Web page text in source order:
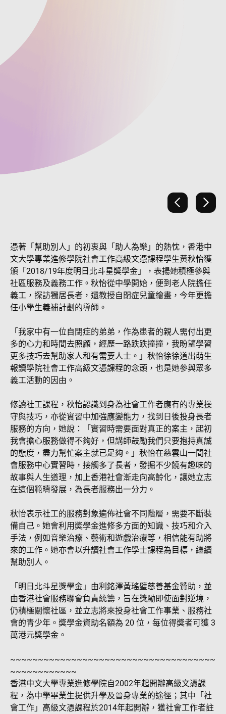
上一張 下一
憑著「幫助別人」的初衷與「助人為樂」的熱忱，香港中
文大學專業進修學院社會工作高級文憑課程學生黃秋怡獲
頒「2018/19年度明日北斗星獎學金」，表揚她積極參與
社區服務及義務工作。秋怡從中學開始，便到老人院擔任
義工，探訪獨居長者，還教授自閉症兒童繪畫，今年更擔
任小學生義補計劃的導師。
「我家中有一位自閉症的弟弟，作為患者的親人需付出更
多的心力和時間去照顧，經歷一路跌跌撞撞，我盼望學習
更多技巧去幫助家人和有需要人士。」秋怡徐徐道出萌生
報讀學院社會工作高級文憑課程的念頭，也是她參與眾多
義工活動的因由。
修讀社工課程，秋怡認識到身為社會工作者應有的專業操
守與技巧，亦從實習中加強應變能力，找到日後投身長者
服務的方向，她說：「實習時需要面對真正的案主，起初
我會擔心服務做得不夠好，但講師鼓勵我們只要抱持真誠
的態度，盡力幫忙案主就已足夠。」秋怡在慈雲山一間社
會服務中心實習時，接觸多了長者，發掘不少饒有趣味的
故事與人生道理，加上香港社會漸走向高齡化，讓她立志
在這個範疇發展，為長者服務出一分力。
秋怡表示社工的服務對象遍佈社會不同階層，需要不斷裝
備自己。她會利用奬學金進修多方面的知識、技巧和介入
手法，例如音樂治療、藝術和遊戲治療等，相信能有助將
來的工作。她亦會以升讀社會工作學士課程為目標，繼續
幫助別人。
「明日北斗星獎學金」由利銘澤黃瑤璧慈善基金贊助，並
由香港社會服務聯會負責統籌，旨在獎勵即使面對逆境，
仍積極關懷社區，並立志將來投身社會工作事業、服務社
會的青少年。獎學金資助名額為 20 位，每位得獎者可獲 3
萬港元獎學金。
~~~~~~~~~~~~~~~~~~~~~~~~~~~~~~~~~~~~~
~~~~~~~~~~~~
香港中文大學專業進修學院自2002年起開辦高級文憑課
程，為中學畢業生提供升學及晉身專業的途徑；其中「社
會工作」高級文憑課程於2014年起開辦，獲社會工作者註